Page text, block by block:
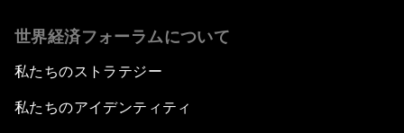
世界経済フォーラムについて
私たちのストラテジー
私たちのアイデンティティ